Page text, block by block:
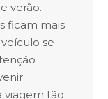
verão.
ficam mais
se
viagem tão